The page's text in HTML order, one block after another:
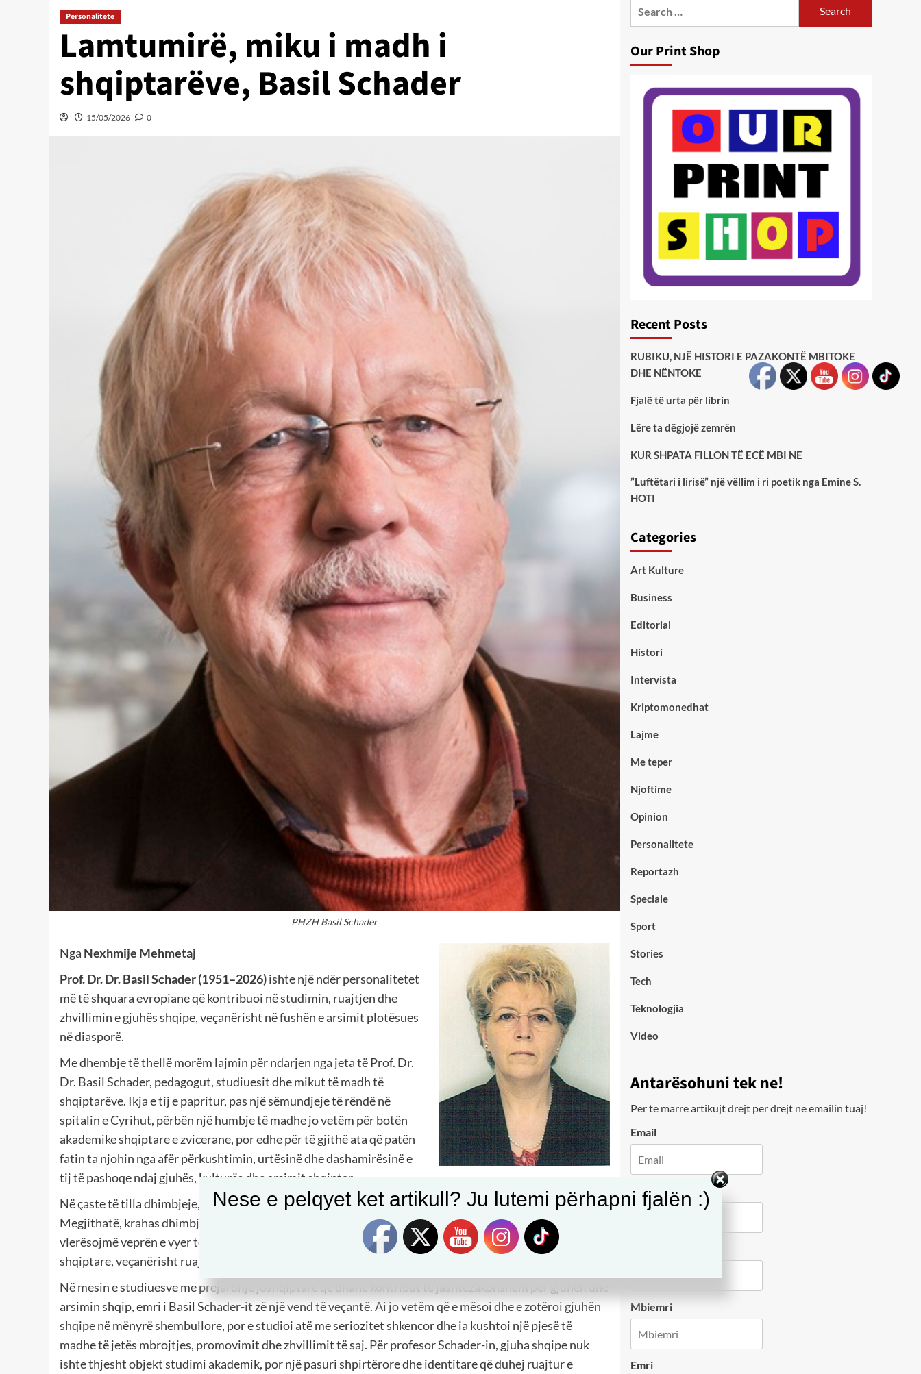
Personalitete
Lamtumirë, miku i madh i
shqiptarëve, Basil Schader
15/05/2026 0
PHZH Basil Schader
Nga Nexhmije Mehmetaj
Prof. Dr. Dr. Basil Schader (1951–2026)ishte një ndër personalitetet
më të shquara evropiane që kontribuoi në studimin, ruajtjen dhe
zhvillimin e gjuhës shqipe, veçanërisht në fushën e arsimit plotësues
në diasporë.
Me dhembje të thellë morëm lajmin për ndarjen nga jeta të Prof. Dr.
Dr. Basil Schader, pedagogut, studiuesit dhe mikut të madh të
shqiptarëve. Ikja e tij e papritur, pas një sëmundjeje të rëndë në
spitalin e Cyrihut, përbën një humbje të madhe jo vetëm për botën
akademike shqiptare e zvicerane, por edhe për të gjithë ata që patën
fatin ta njohin nga afër përkushtimin, urtësinë dhe dashamirësinë e
tij të pashoqe ndaj gjuhës, kulturës dhe arsimit shqiptar.
Në çaste të tilla dhimbjeje, fjala duket e pamjaftueshme për të shprehur pikëllimin që ndiejmë.
Megjithatë, krahas dhimbjes së thellë, kemi edhe detyrimin moral e intelektual të kujtojmë dhe të
vlerësojmë veprën e vyer të profesor Schader-it, i cili me përkushtim të rrallë iu kushtua çështjes
shqiptare, veçanërisht ruajtjes dhe kultivimit të gjuhës shqipe në diasporë.
Në mesin e studiuesve me prejardhje joshqiptare që dhanë kontribut të jashtëzakonshëm për gjuhën dhe
arsimin shqip, emri i Basil Schader-it zë një vend të veçantë. Ai jo vetëm që e mësoi dhe e zotëroi gjuhën
shqipe në mënyrë shembullore, por e studioi atë me seriozitet shkencor dhe ia kushtoi një pjesë të
madhe të jetës mbrojtjes, promovimit dhe zhvillimit të saj. Për profesor Schader-in, gjuha shqipe nuk
ishte thjesht objekt studimi akademik, por një pasuri shpirtërore dhe identitare që duhej ruajtur e
Our Print Shop
Recent Posts
RUBIKU, NJË HISTORI E PAZAKONTË MBITOKE
DHE NËNTOKE
Fjalë të urta për librin
Lëre ta dëgjojë zemrën
KUR SHPATA FILLON TË ECË MBI NE
”Luftëtari i lirisë” një vëllim i ri poetik nga Emine S.
HOTI
Categories
Art Kulture
Business
Editorial
Histori
Intervista
Kriptomonedhat
Lajme
Me teper
Njoftime
Opinion
Personalitete
Reportazh
Speciale
Sport
Stories
Tech
Teknologjia
Video
Antarësohuni tek ne!
Per te marre artikujt drejt per drejt ne emailin tuaj!
Email
City
Mbiemri
Emri
Nese e pelqyet ket artikull? Ju lutemi përhapni fjalën :)